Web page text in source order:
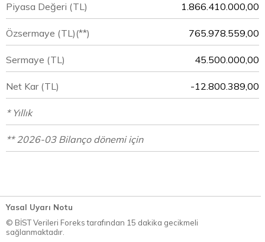
Piyasa Değeri (TL) 1.866.410.000,00
Özsermaye (TL)(**) 765.978.559,00
Sermaye (TL) 45.500.000,00
Net Kar (TL) -12.800.389,00
* Yıllık
** 2026-03 Bilanço dönemi için
Yasal Uyarı Notu
© BİST Verileri Foreks tarafından 15 dakika gecikmeli
sağlanmaktadır.